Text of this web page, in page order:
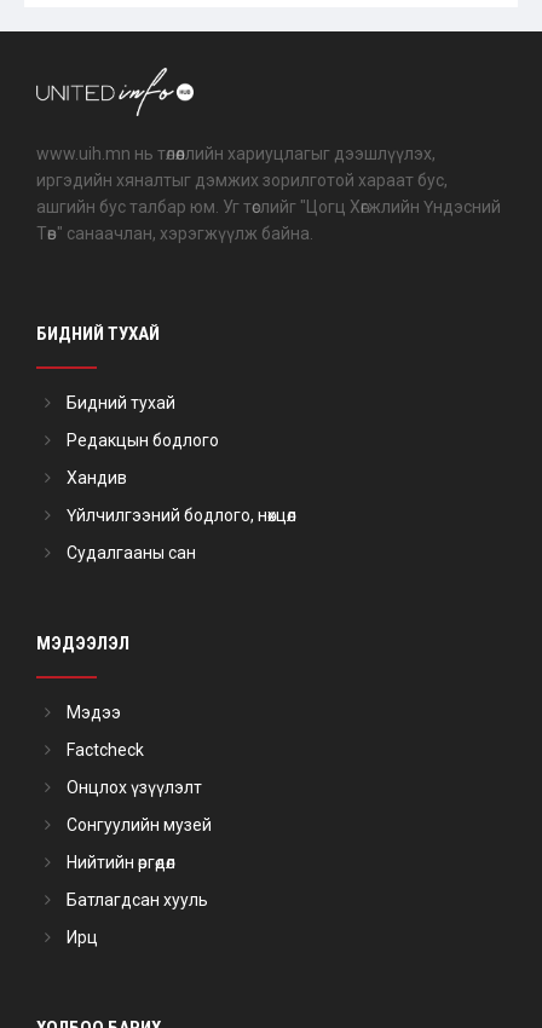
www.uih.mn нь төлөөллийн хариуцлагыг дээшлүүлэх,
иргэдийн хяналтыг дэмжих зорилготой хараат бус,
ашгийн бус талбар юм. Уг төслийг "Цогц Хөгжлийн Үндэсний
Төв" санаачлан, хэрэгжүүлж байна.
БИДНИЙ ТУХАЙ
Бидний тухай
Редакцын бодлого
Хандив
Үйлчилгээний бодлого, нөхцөл
Судалгааны сан
МЭДЭЭЛЭЛ
Мэдээ
Factcheck
Онцлох үзүүлэлт
Сонгуулийн музей
Нийтийн өргөдөл
Батлагдсан хууль
Ирц